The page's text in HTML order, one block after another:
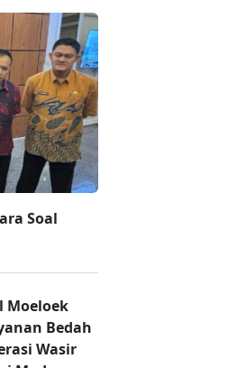
Soal
Moeloek
Bedah
Wasir